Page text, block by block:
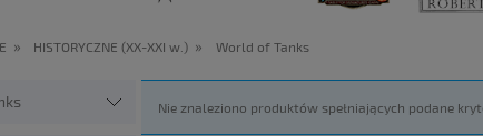
» HISTORYCZNE (XX-XXI w.) » World of Tanks
Nie znaleziono produktów spełniających podane